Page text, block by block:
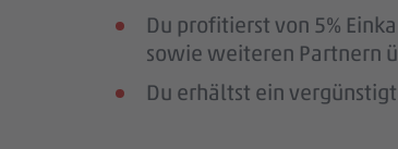
Du profitierst von 5%
sowie weiteren Partnern
Du erhältst ein